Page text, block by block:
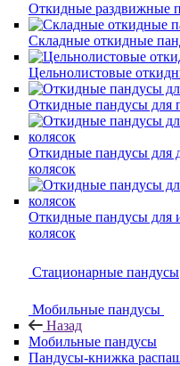
Откидные раздвижные
Складные откидные
Цельнолистовые
Откидные пандусы для
Откидные пандусы для
колясок
Откидные пандусы для
колясок
Стационарные пандусы
Мобильные пандусы
Назад
Мобильные пандусы
Пандусы-книжка